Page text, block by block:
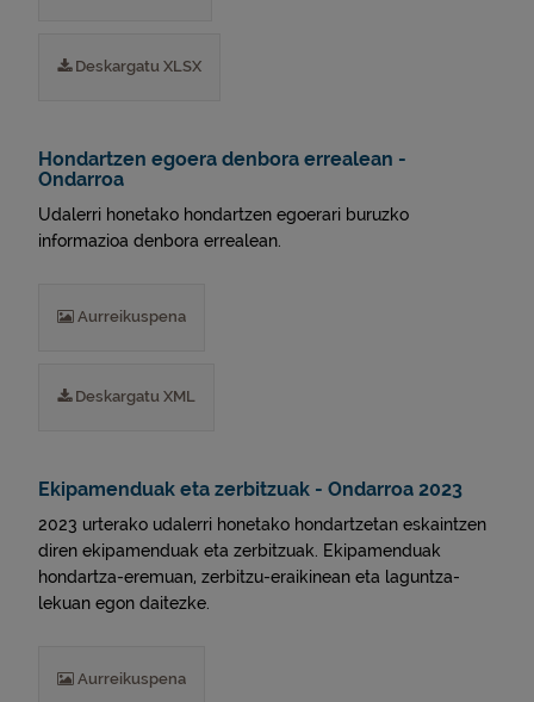
Deskargatu XLSX
Hondartzen egoera denbora errealean -
Ondarroa
Udalerri honetako hondartzen egoerari buruzko
informazioa denbora errealean.
Aurreikuspena
Deskargatu XML
Ekipamenduak eta zerbitzuak - Ondarroa 2023
2023 urterako udalerri honetako hondartzetan eskaintzen
diren ekipamenduak eta zerbitzuak. Ekipamenduak
hondartza-eremuan, zerbitzu-eraikinean eta laguntza-
lekuan egon daitezke.
Aurreikuspena